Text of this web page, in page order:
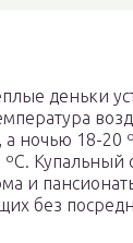
деньки
а ночью 18-20
ºС. Купальный
и
без